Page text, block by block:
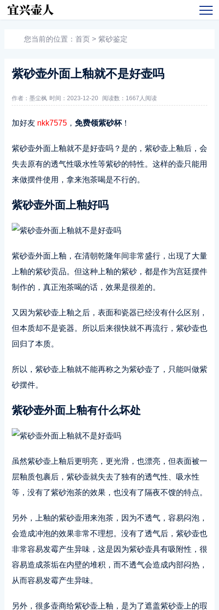
您当前的位置： 首页 > 紫砂鉴定
紫砂壶外面上釉就不是好壶吗
作者：墨尘枫 时间：2023-12-20 阅读数： 1667人阅读
加好友 nkk7575， 免费领紫砂杯！
紫砂壶外面上釉就不是好壶吗？是的，紫砂壶上釉后，会
失去原有的透气性吸水性等紫砂的特性。这样的壶只能用
来做摆件使用，拿来泡茶喝是不行的。
紫砂壶外面上釉好吗
紫砂壶外面上釉，在清朝乾隆年间非常盛行，出现了大量
上釉的紫砂贡品。但这种上釉的紫砂，都是作为宫廷摆件
制作的，真正泡茶喝的话，效果是很差的。
又因为紫砂壶上釉之后，表面和瓷器已经没有什么区别，
但本质却不是瓷器。所以后来很快就不再流行，紫砂壶也
回归了本质。
所以，紫砂壶上釉就不能再称之为紫砂壶了，只能叫做紫
砂摆件。
紫砂壶外面上釉有什么坏处
虽然紫砂壶上釉后更明亮，更光滑，也漂亮，但表面被一
层釉质包裹后，紫砂壶就失去了独有的透气性、吸水性
等，没有了紫砂泡茶的效果，也没有了隔夜不馊的特点。
另外，上釉的紫砂壶用来泡茶，因为不透气，容易闷泡，
会造成冲泡的效果非常不理想。没有了透气后，紫砂壶也
非常容易发霉产生异味，这是因为紫砂壶具有吸附性，很
容易造成茶垢在内壁的堆积，而不透气会造成内部闷热，
从而容易发霉产生异味。
另外，很多壶商给紫砂壶上釉，是为了遮盖紫砂壶上的瑕